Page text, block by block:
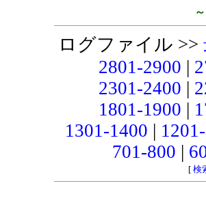
ログファイル >>
2801-2900 |
2301-2400 |
1801-1900 |
1301-1400 |
701-800 |
[ 検